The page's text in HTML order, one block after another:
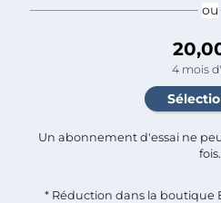
ou
4 mois
Un abonnement d'essai ne
fois.​
* Réduction dans la boutique